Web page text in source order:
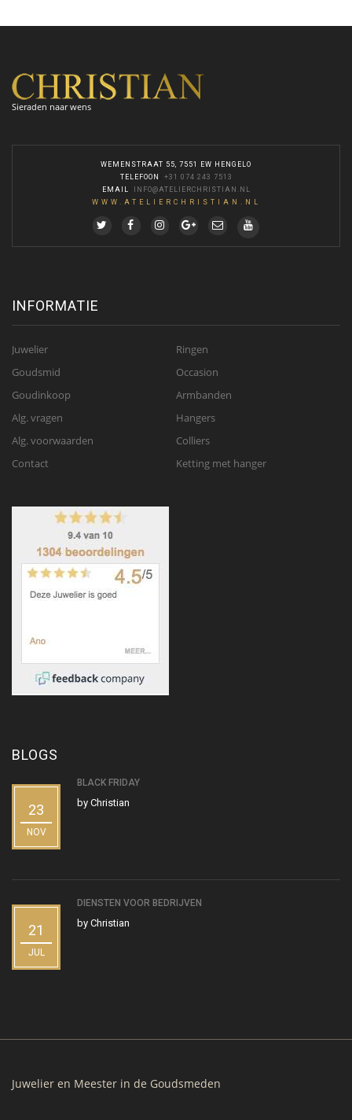
Sieraden naar wens
WEMENSTRAAT 55, 7551 EW HENGELO
TELEFOON
+31 074 243 7513
EMAIL
INFO@ATELIERCHRISTIAN.NL
WWW.ATELIERCHRISTIAN.NL
INFORMATIE
Juwelier
Goudsmid
Goudinkoop
Alg. vragen
Alg. voorwaarden
Contact
Ringen
Occasion
Armbanden
Hangers
Colliers
Ketting met hanger
BLOGS
23
NOV
BLACK FRIDAY
by Christian
21
JUL
DIENSTEN VOOR BEDRIJVEN
by Christian
Juwelier en Meester in de Goudsmeden